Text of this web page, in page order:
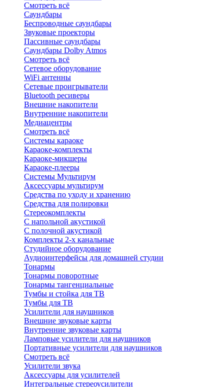
Смотреть всё
Саундбары
Беспроводные саундбары
Звуковые проекторы
Пассивные саундбары
Саундбары Dolby Atmos
Смотреть всё
Сетевое оборудование
WiFi антенны
Сетевые проигрыватели
Bluetooth ресиверы
Внешние накопители
Внутренние накопители
Медиацентры
Смотреть всё
Системы караоке
Караоке-комплекты
Караоке-микшеры
Караоке-плееры
Системы Мультирум
Аксессуары мультирум
Средства по уходу и хранению
Средства для полировки
Стереокомплекты
C напольной акустикой
C полочной акустикой
Комплекты 2-х канальные
Студийное оборудование
Аудиоинтерфейсы для домашней студии
Тонармы
Тонармы поворотные
Тонармы тангенциальные
Тумбы и стойка для ТВ
Тумбы для ТВ
Усилители для наушников
Внешние звуковые карты
Внутренние звуковые карты
Ламповые усилители для наушников
Портативные усилители для наушников
Смотреть всё
Усилители звука
Аксессуары для усилителей
Интегральные стереоусилители